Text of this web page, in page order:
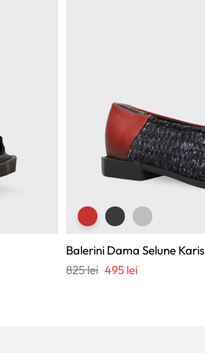
Balerini Dama Selune Karis
825lei Prețul
495 leiPrețul